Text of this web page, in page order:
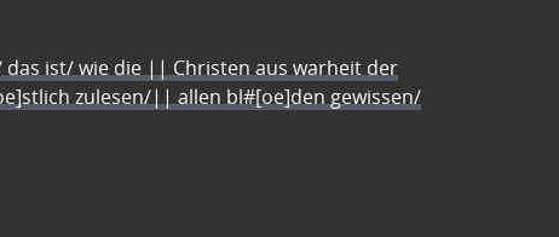
ist/ wie die || Christen aus warheit der
zulesen/|| allen bl#[oe]den gewissen/